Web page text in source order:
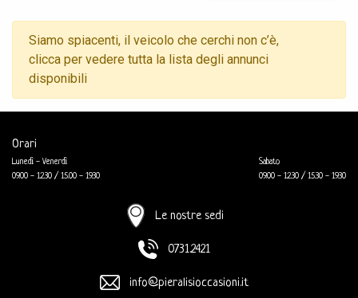
Siamo spiacenti, il veicolo che cerchi non c’è,
clicca per vedere tutta la lista degli annunci
disponibili
Orari
Lunedì - Venerdì
09.00 - 12.30 / 15.00 - 19.30
Sabato
09.00 - 12.30 / 15.30 - 19.30
Le nostre sedi
0731.2421
info@pieralisioccasioni.it